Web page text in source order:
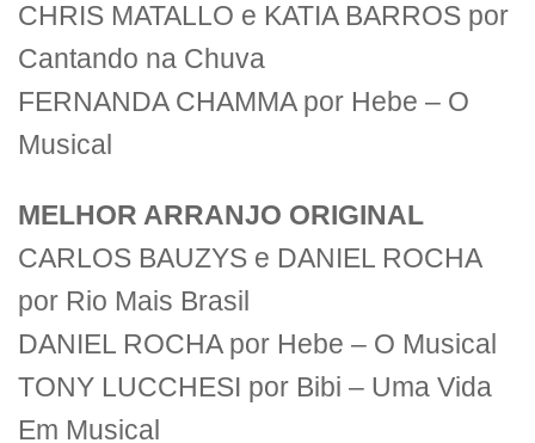
CHRIS MATALLO e KATIA BARROS por
Cantando na Chuva
FERNANDA CHAMMA por Hebe – O
Musical
MELHOR ARRANJO ORIGINAL
CARLOS BAUZYS e DANIEL ROCHA
por Rio Mais Brasil
DANIEL ROCHA por Hebe – O Musical
TONY LUCCHESI por Bibi – Uma Vida
Em Musical